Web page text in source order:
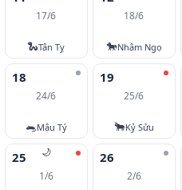
17/6
🐍Tân Tỵ
18/6
🐎Nhâm Ngọ
18
24/6
🐀Mậu Tý
19
25/6
🐂Kỷ Sửu
🌙
25
1/6
26
2/6